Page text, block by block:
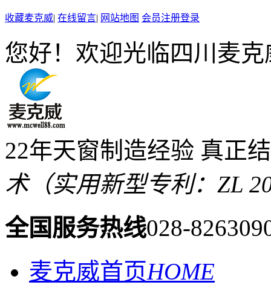
收藏麦克威| 在线留言| 网站地图 会员注册登录
您好！欢迎光临四川麦
22年天窗制造经验 真正
术（实用新型专利：ZL
全国服务热线028-
麦克威首页HOME